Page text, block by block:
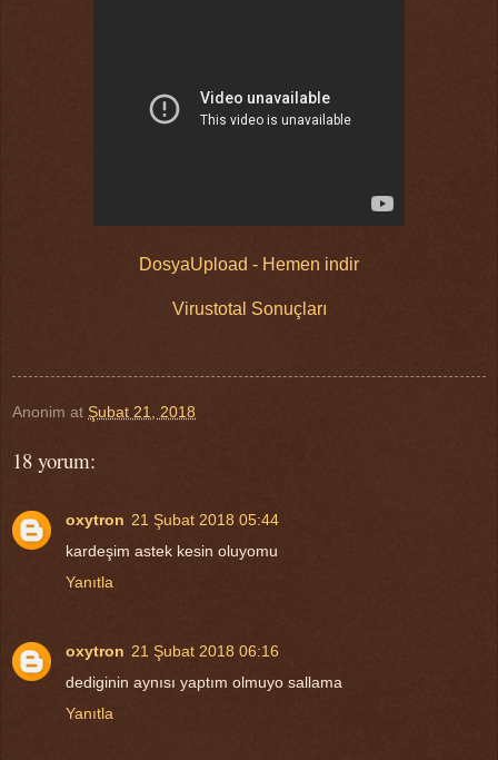
DosyaUpload - Hemen indir
Virustotal Sonuçları
Anonim at Şubat 21, 2018
18 yorum:
oxytron 21 Şubat 2018 05:44
kardeşim astek kesin oluyomu
Yanıtla
oxytron 21 Şubat 2018 06:16
dediginin aynısı yaptım olmuyo sallama
Yanıtla